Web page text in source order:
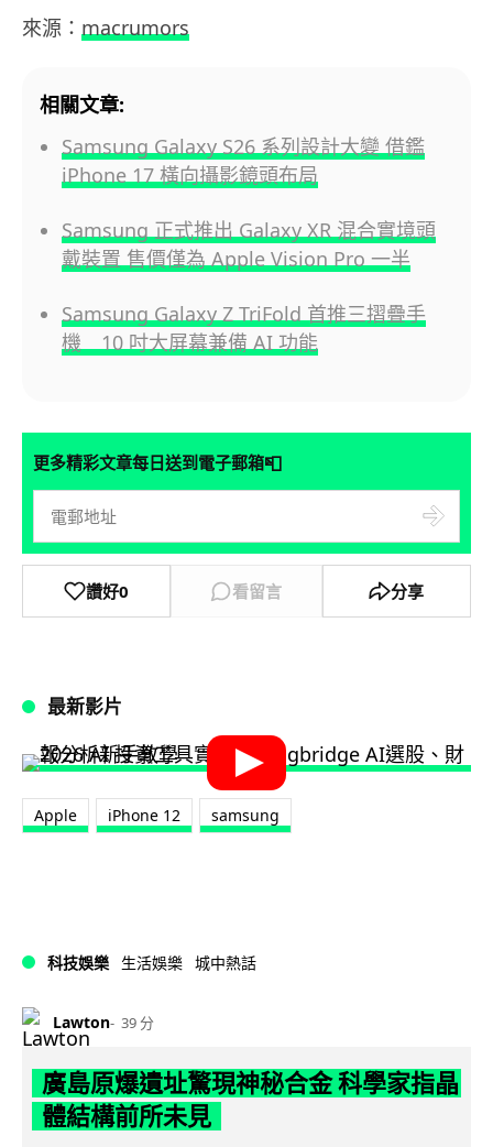
來源： macrumors
相關文章:
Samsung Galaxy S26 系列設計大變 借鑑
iPhone 17 橫向攝影鏡頭布局
Samsung 正式推出 Galaxy XR 混合實境頭
戴裝置 售價僅為 Apple Vision Pro 一半
Samsung Galaxy Z TriFold 首推三摺疊手
機 10 吋大屏幕兼備 AI 功能
更多精彩文章每日送到電子郵箱📮
讚好0 看留言 分享
最新影片
Apple iPhone 12 samsung
科技娛樂 生活娛樂 城中熱話
Lawton 39 分
廣島原爆遺址驚現神秘合金 科學家指晶
體結構前所未見